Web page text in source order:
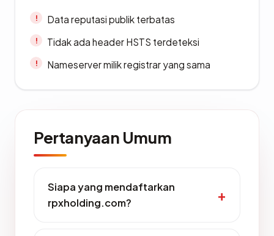
Data reputasi publik terbatas
Tidak ada header HSTS terdeteksi
Nameserver milik registrar yang sama
Pertanyaan Umum
Siapa yang mendaftarkan
rpxholding.com?